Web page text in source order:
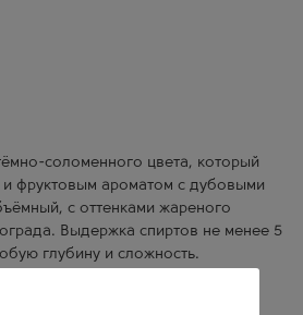
соломенного цвета, который
фруктовым ароматом с дубовыми
с оттенками жареного
Выдержка спиртов не менее 5
глубину и сложность.